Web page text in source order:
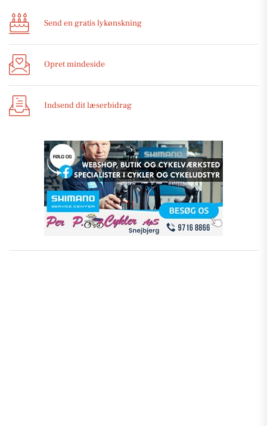
Send en gratis lykønskning
Opret mindeside
Indsend dit læserbidrag